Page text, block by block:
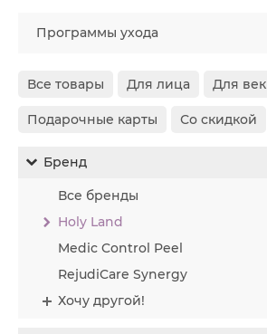
Программы ухода
Все товары Для лица Для век
Подарочные карты Со скидкой
Бренд
Все бренды
Holy Land
Medic Control Peel
RejudiCare Synergy
Хочу другой!